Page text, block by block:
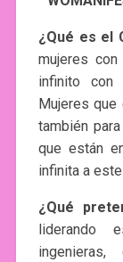
¿Qué es el
mujeres
infinito con
Mujeres
también
que están
infinita a
¿Qué
liderando
ingenieras,